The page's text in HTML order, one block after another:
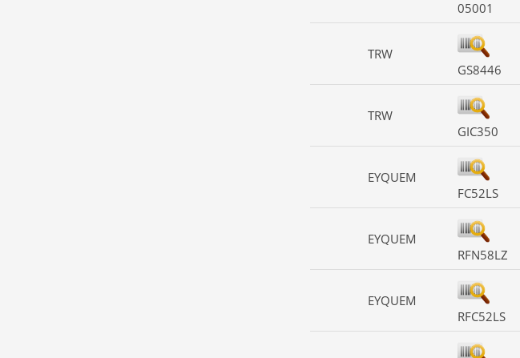
05001
TRW
GS8446
TRW
GIC350
EYQUEM
FC52LS
EYQUEM
RFN58LZ
EYQUEM
RFC52LS